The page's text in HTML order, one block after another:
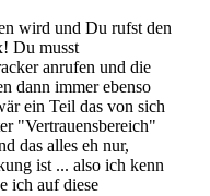
wird und Du rufst den
Du musst
anrufen und die
dann immer ebenso
ein Teil das von sich
"Vertrauensbereich"
das alles eh nur,
ist ... also ich kenn
ich auf diese